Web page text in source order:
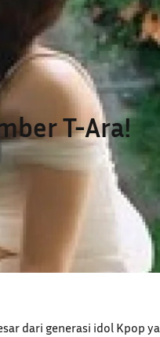
T-Ara!
dari generasi idol Kpop